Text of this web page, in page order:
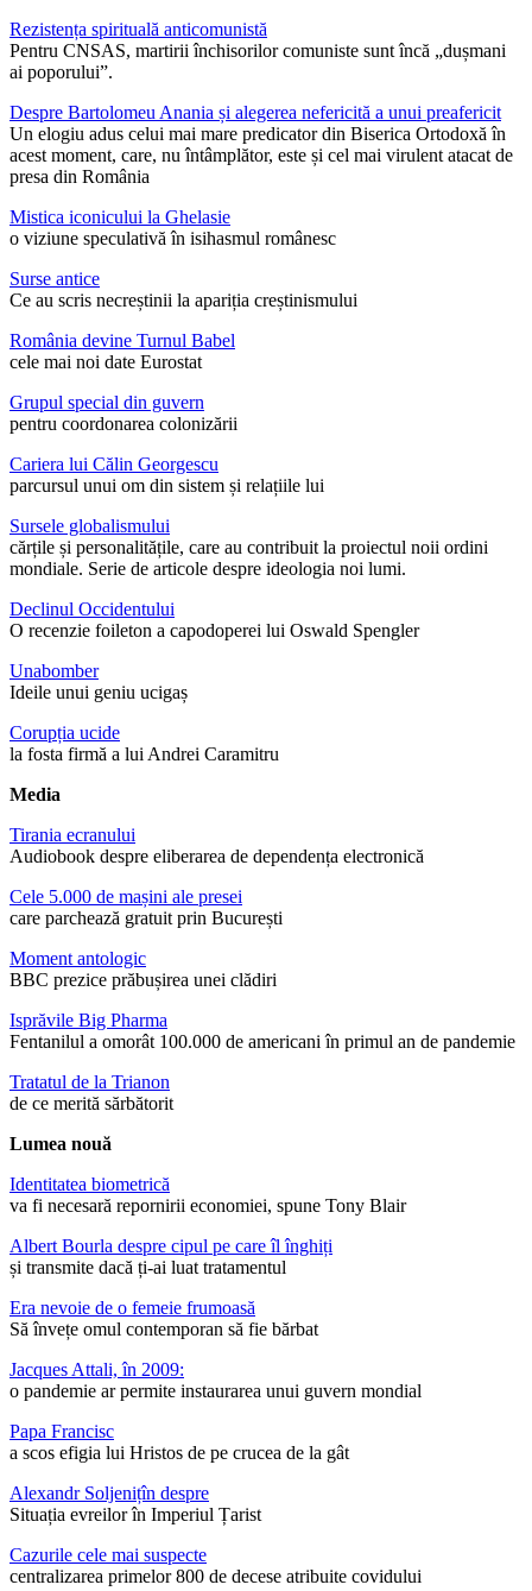
Rezistența spirituală anticomunistă
Pentru CNSAS, martirii închisorilor comuniste sunt încă „dușmani
ai poporului”.
Despre Bartolomeu Anania și alegerea nefericită a unui preafericit
Un elogiu adus celui mai mare predicator din Biserica Ortodoxă în
acest moment, care, nu întâmplător, este și cel mai virulent atacat de
presa din România
Mistica iconicului la Ghelasie
o viziune speculativă în isihasmul românesc
Surse antice
Ce au scris necreștinii la apariția creștinismului
România devine Turnul Babel
cele mai noi date Eurostat
Grupul special din guvern
pentru coordonarea colonizării
Cariera lui Călin Georgescu
parcursul unui om din sistem și relațiile lui
Sursele globalismului
cărțile și personalitățile, care au contribuit la proiectul noii ordini
mondiale. Serie de articole despre ideologia noi lumi.
Declinul Occidentului
O recenzie foileton a capodoperei lui Oswald Spengler
Unabomber
Ideile unui geniu ucigaș
Corupția ucide
la fosta firmă a lui Andrei Caramitru
Media
Tirania ecranului
Audiobook despre eliberarea de dependența electronică
Cele 5.000 de mașini ale presei
care parchează gratuit prin București
Moment antologic
BBC prezice prăbușirea unei clădiri
Isprăvile Big Pharma
Fentanilul a omorât 100.000 de americani în primul an de pandemie
Tratatul de la Trianon
de ce merită sărbătorit
Lumea nouă
Identitatea biometrică
va fi necesară repornirii economiei, spune Tony Blair
Albert Bourla despre cipul pe care îl înghiți
și transmite dacă ți-ai luat tratamentul
Era nevoie de o femeie frumoasă
Să învețe omul contemporan să fie bărbat
Jacques Attali, în 2009:
o pandemie ar permite instaurarea unui guvern mondial
Papa Francisc
a scos efigia lui Hristos de pe crucea de la gât
Alexandr Soljenițîn despre
Situația evreilor în Imperiul Țarist
Cazurile cele mai suspecte
centralizarea primelor 800 de decese atribuite covidului